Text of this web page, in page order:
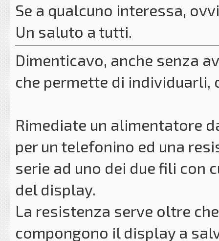
Se a qualcuno interessa,
Un saluto a tutti.
Dimenticavo, anche senza
che permette di individuarli,
Rimediate un alimentatore
per un telefonino ed una
serie ad uno dei due fili con
del display.
La resistenza serve oltre
compongono il display a